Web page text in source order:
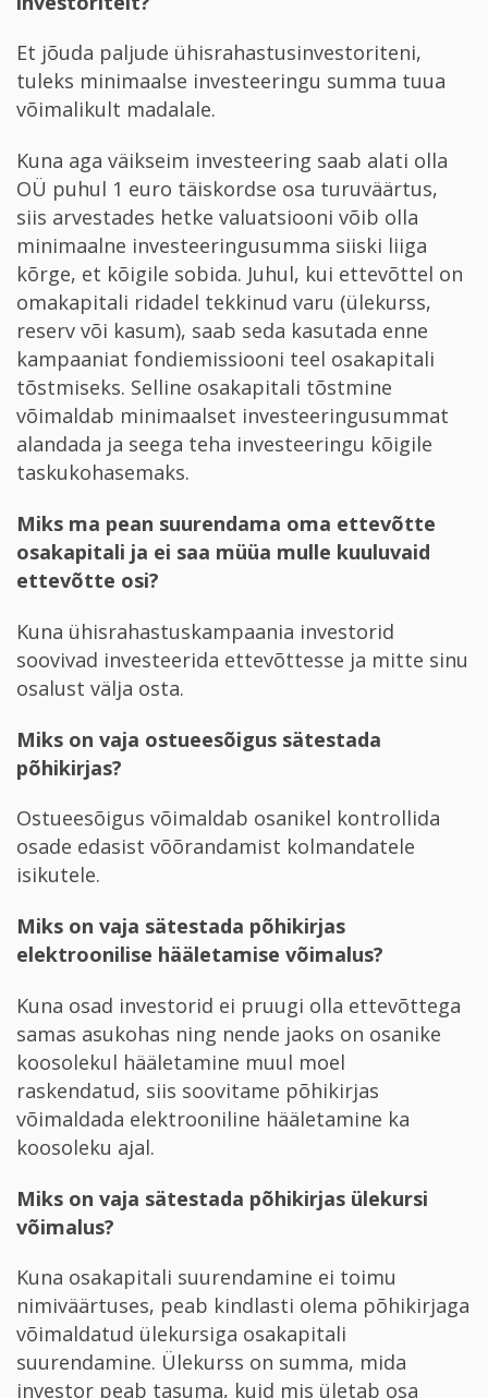
Et jõuda paljude ühisrahastusinvestoriteni,
tuleks minimaalse investeeringu summa tuua
võimalikult madalale.
Kuna aga väikseim investeering saab alati olla
OÜ puhul 1 euro täiskordse osa turuväärtus,
siis arvestades hetke valuatsiooni võib olla
minimaalne investeeringusumma siiski liiga
kõrge, et kõigile sobida. Juhul, kui ettevõttel on
omakapitali ridadel tekkinud varu (ülekurss,
reserv või kasum), saab seda kasutada enne
kampaaniat fondiemissiooni teel osakapitali
tõstmiseks. Selline osakapitali tõstmine
võimaldab minimaalset investeeringusummat
alandada ja seega teha investeeringu kõigile
taskukohasemaks.
Miks ma pean suurendama oma ettevõtte
osakapitali ja ei saa müüa mulle kuuluvaid
ettevõtte osi?
Kuna ühisrahastuskampaania investorid
soovivad investeerida ettevõttesse ja mitte sinu
osalust välja osta.
Miks on vaja ostueesõigus sätestada
põhikirjas?
Ostueesõigus võimaldab osanikel kontrollida
osade edasist võõrandamist kolmandatele
isikutele.
Miks on vaja sätestada põhikirjas
elektroonilise hääletamise võimalus?
Kuna osad investorid ei pruugi olla ettevõttega
samas asukohas ning nende jaoks on osanike
koosolekul hääletamine muul moel
raskendatud, siis soovitame põhikirjas
võimaldada elektrooniline hääletamine ka
koosoleku ajal.
Miks on vaja sätestada põhikirjas ülekursi
võimalus?
Kuna osakapitali suurendamine ei toimu
nimiväärtuses, peab kindlasti olema põhikirjaga
võimaldatud ülekursiga osakapitali
suurendamine. Ülekurss on summa, mida
investor peab tasuma, kuid mis ületab osa